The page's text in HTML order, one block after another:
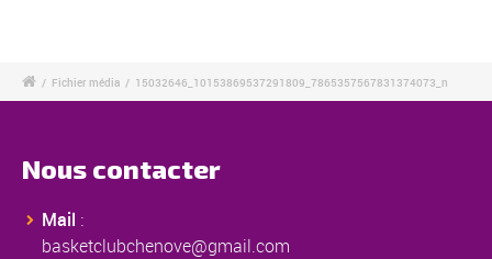
/ Fichier média / 15032646_10153869537291809_7865357567831374073_n
Nous contacter
Mail :
basketclubchenove@gmail.com